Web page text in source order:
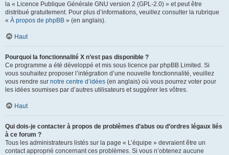
la « Licence Publique Générale GNU version 2 (GPL-2.0) » et peut être
distribué gratuitement. Pour plus d’informations, veuillez consulter la rubrique
« À propos de phpBB » (en anglais).
Haut
Pourquoi la fonctionnalité X n’est pas disponible ?
Ce programme a été développé et mis sous licence par phpBB Limited. Si
vous souhaitez proposer l’intégration d’une nouvelle fonctionnalité, veuillez
vous rendre sur notre centre d’idées (en anglais) où vous pourrez voter pour
les idées soumises par d’autres utilisateurs et suggérer les vôtres.
Haut
Qui dois-je contacter à propos de problèmes d’abus ou d’ordres légaux liés
à ce forum ?
Tous les administrateurs listés sur la page « L’équipe » devraient être un
contact approprié concernant ces problèmes. Si vous n’obtenez aucune